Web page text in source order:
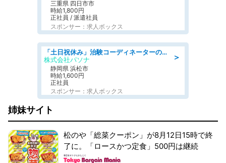
三重県 四日市市
時給1,800円
正社員 / 派遣社員
スポンサー：求人ボックス
＞
「土日祝休み」治験コーディネーターのお仕事/未経験OK
株式会社パソナ
静岡県 浜松市
時給1,600円
正社員
スポンサー：求人ボックス
姉妹サイト
松のや「総菜クーポン」が8月12日15時で終
了に。「ロースかつ定食」500円は継続